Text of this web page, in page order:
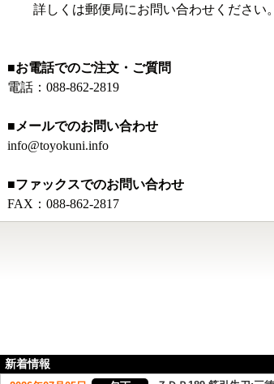
詳しくは郵便局にお問い合わせください。
■お電話でのご注文・ご質問
電話： 088-862-2819
■メールでのお問い合わせ
info@toyokuni.info
■ファックスでのお問い合わせ
FAX：088-862-2817
新着情報